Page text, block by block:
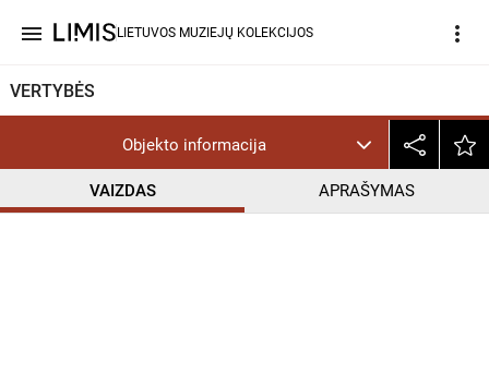
menu LIETUVOS MUZIEJŲ KOLEKCIJOS more_vert
VERTYBĖS
Objekto informacija
VAIZDAS APRAŠYMAS